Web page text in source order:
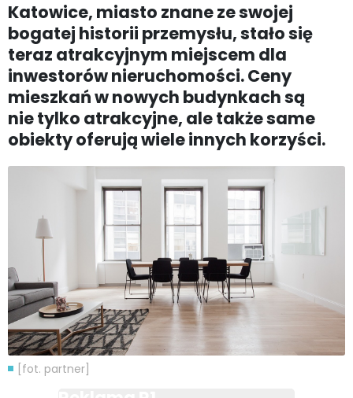
Katowice, miasto znane ze swojej
bogatej historii przemysłu, stało się
teraz atrakcyjnym miejscem dla
inwestorów nieruchomości. Ceny
mieszkań w nowych budynkach są
nie tylko atrakcyjne, ale także same
obiekty oferują wiele innych korzyści.
[fot. partner]